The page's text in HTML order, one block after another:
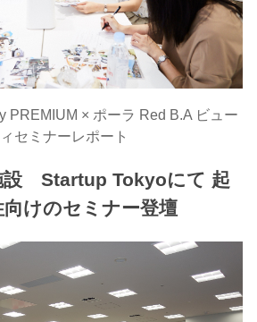
PREMIUM × ポーラ Red B.A ビュー
セミナーレポート
設 Startup Tokyoにて 起
けのセミナー登壇